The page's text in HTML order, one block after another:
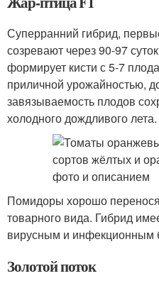
Суперранний гибрид,
созревают через 90-97
формирует кисти с 5-7
приличной урожайностью,
завязываемость плодов
холодного дождливого лета.
Помидоры хорошо
товарного вида. Гибрид
вирусным и инфекционным
Золотой поток